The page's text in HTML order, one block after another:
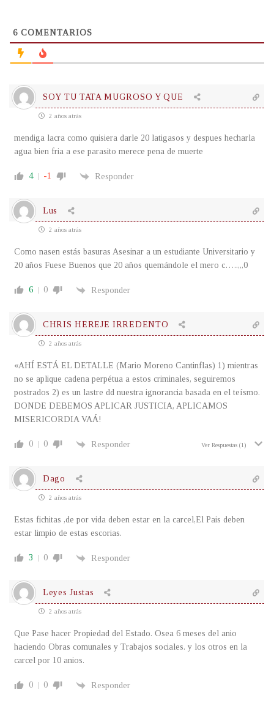
6 COMENTARIOS
SOY TU TATA MUGROSO Y QUE
2 años atrás
mendiga lacra como quisiera darle 20 latigasos y despues hecharla
agua bien fria a ese parasito merece pena de muerte
4 -1 Responder
Lus
2 años atrás
Como nasen estás basuras Asesinar a un estudiante Universitario y
20 años Fuese Buenos que 20 años quemándole el mero c…..,,,0
6 0 Responder
CHRIS HEREJE IRREDENTO
2 años atrás
«AHÍ ESTÁ EL DETALLE (Mario Moreno Cantinflas) 1) mientras
no se aplique cadena perpétua a estos criminales, seguiremos
postrados 2) es un lastre dd nuestra ignorancia basada en el teísmo.
DONDE DEBEMOS APLICAR JUSTICIA, APLICAMOS
MISERICORDIA VAÁ!
0 0 Responder Ver Respuestas (1)
Dago
2 años atrás
Estas fichitas ,de por vida deben estar en la carcel,El Pais deben
estar limpio de estas escorias.
3 0 Responder
Leyes Justas
2 años atrás
Que Pase hacer Propiedad del Estado. Osea 6 meses del anio
haciendo Obras comunales y Trabajos sociales. y los otros en la
carcel por 10 anios.
0 0 Responder